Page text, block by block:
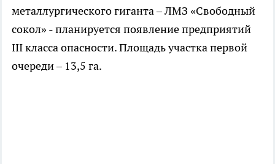
металлургического гиганта – ЛМЗ «Свободный
сокол» - планируется появление предприятий
III класса опасности. Площадь участка первой
очереди – 13,5 га.